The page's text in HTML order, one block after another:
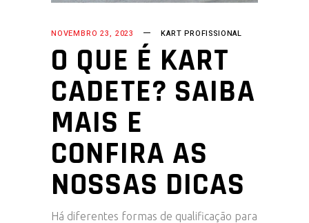
NOVEMBRO 23, 2023 KART PROFISSIONAL
O QUE É KART
CADETE? SAIBA
MAIS E
CONFIRA AS
NOSSAS DICAS
Há diferentes formas de qualificação para